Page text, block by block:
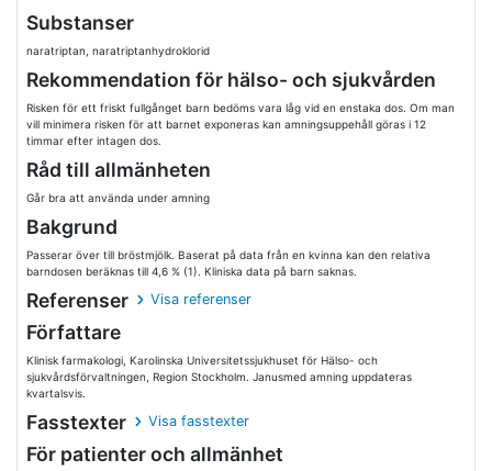
Substanser
naratriptan, naratriptanhydroklorid
Rekommendation för hälso- och sjukvården
Risken för ett friskt fullgånget barn bedöms vara låg vid en enstaka dos. Om man
vill minimera risken för att barnet exponeras kan amningsuppehåll göras i 12
timmar efter intagen dos.
Råd till allmänheten
Går bra att använda under amning
Bakgrund
Passerar över till bröstmjölk. Baserat på data från en kvinna kan den relativa
barndosen beräknas till 4,6 % (1). Kliniska data på barn saknas.
Referenser Visa referenser
Författare
Klinisk farmakologi, Karolinska Universitetssjukhuset för Hälso- och
sjukvårdsförvaltningen, Region Stockholm. Janusmed amning uppdateras
kvartalsvis.
Fasstexter Visa fasstexter
För patienter och allmänhet